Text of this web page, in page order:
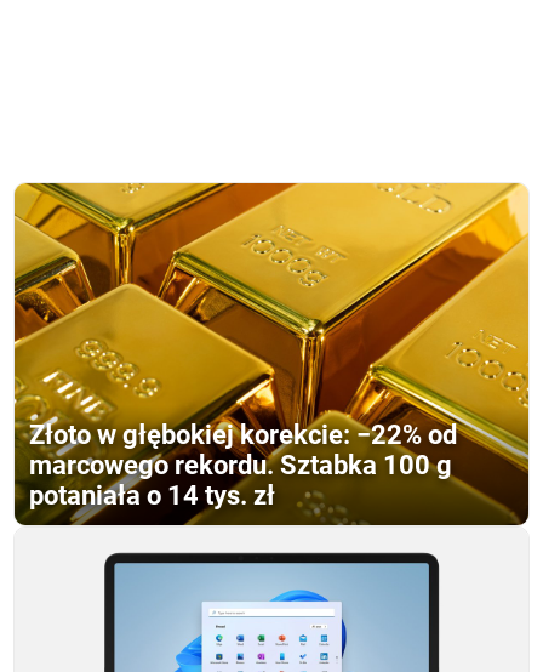
Złoto w głębokiej korekcie: −22% od
marcowego rekordu. Sztabka 100 g
potaniała o 14 tys. zł